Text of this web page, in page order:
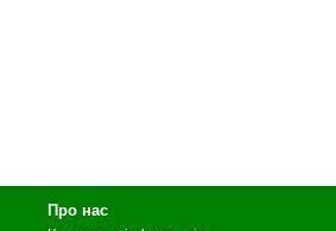
Про нас